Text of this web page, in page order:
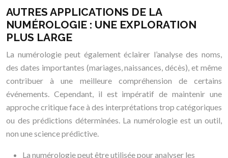
AUTRES APPLICATIONS DE LA
NUMÉROLOGIE : UNE EXPLORATION
PLUS LARGE
La numérologie peut également éclairer l’analyse des noms,
des dates importantes (mariages, naissances, décès), et même
contribuer à une meilleure compréhension de certains
événements. Cependant, il est impératif de maintenir une
approche critique face à des interprétations trop catégoriques
ou des prédictions déterminées. La numérologie est un outil,
non une science prédictive.
La numérologie peut être utilisée pour analyser les